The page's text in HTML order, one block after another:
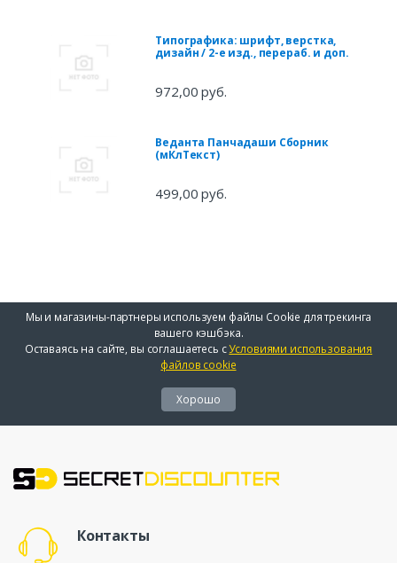
Типографика: шрифт, верстка,
дизайн / 2-е изд., перераб. и доп.
972,00 руб.
Веданта Панчадаши Сборник
(мКлТекст)
499,00 руб.
Мы и магазины-партнеры используем файлы Cookie для трекинга
вашего кэшбэка.
Оставаясь на сайте, вы соглашаетесь сУсловиями использования
файлов cookie
Хорошо
Контакты